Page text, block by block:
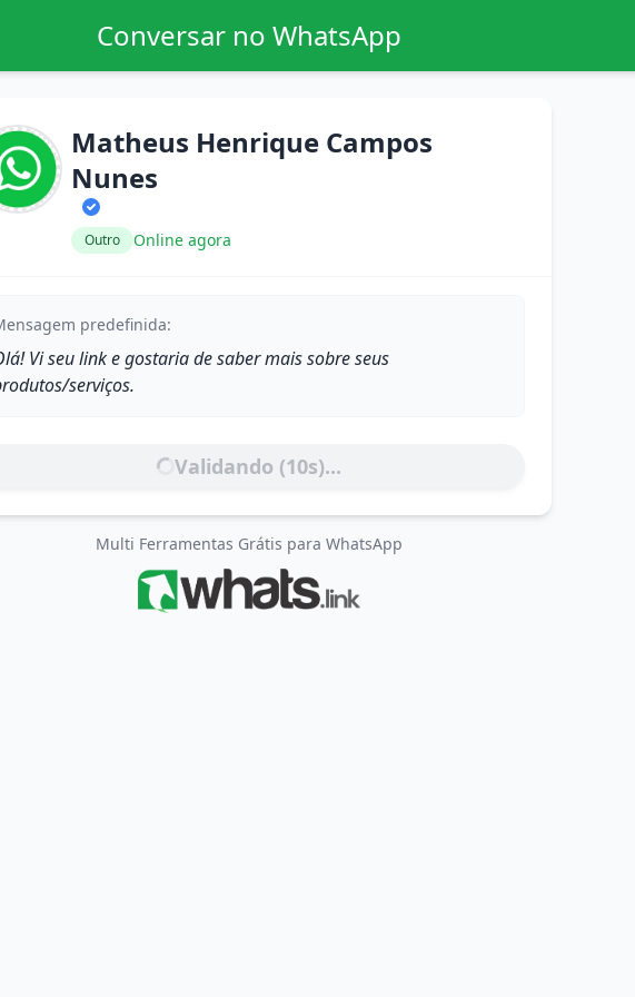
Conversar no WhatsApp
Matheus Henrique Campos
Nunes
Outro Online agora
predefinida:
Vi seu link e gostaria de saber mais sobre seus
serviços.
Validando (10s)...
Multi Ferramentas Grátis para WhatsApp